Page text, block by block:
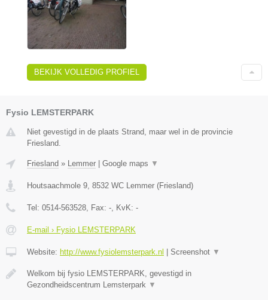
BEKIJK VOLLEDIG PROFIEL
Fysio LEMSTERPARK
Niet gevestigd in de plaats Strand, maar wel in de provincie
Friesland.
Friesland » Lemmer Google maps ▼
Houtsaachmole 9, 8532 WC Lemmer (Friesland)
Tel: 0514-563528, Fax: -, KvK: -
E-mail › Fysio LEMSTERPARK
Website: http://www.fysiolemsterpark.nl Screenshot ▼
Welkom bij fysio LEMSTERPARK, gevestigd in
Gezondheidscentrum Lemsterpark ▼